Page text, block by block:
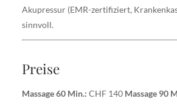
Akupressur (EMR-zertifiziert,
sinnvoll.
Preise
Massage 60 Min.: CHF 140 Massage 90